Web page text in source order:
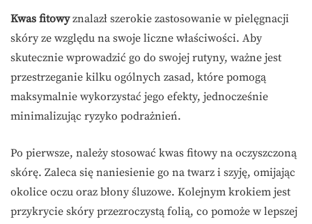
Kwas fitowyznalazł szerokie zastosowanie w pielęgnacji
skóry ze względu na swoje liczne właściwości. Aby
skutecznie wprowadzić go do swojej rutyny, ważne jest
przestrzeganie kilku ogólnych zasad, które pomogą
maksymalnie wykorzystać jego efekty, jednocześnie
minimalizując ryzyko podrażnień.
Po pierwsze, należy stosować kwas fitowy na oczyszczoną
skórę. Zaleca się naniesienie go na twarz i szyję, omijając
okolice oczu oraz błony śluzowe. Kolejnym krokiem jest
przykrycie skóry przezroczystą folią, co pomoże w lepszej